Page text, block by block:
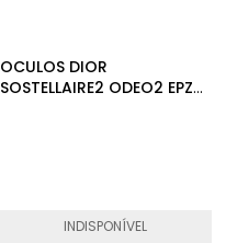
OCULOS DIOR
SOSTELLAIRE2 ODEO2 EPZ
INDISPONÍVEL